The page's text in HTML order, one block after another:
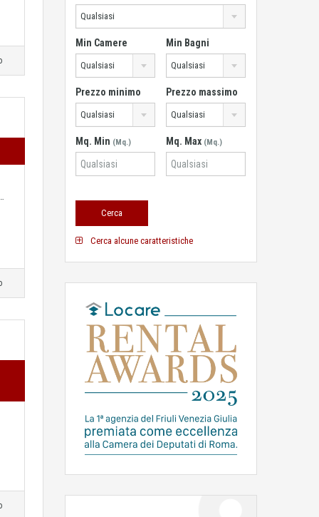
Qualsiasi
Min Camere
Qualsiasi
Min Bagni
Qualsiasi
Prezzo minimo
Qualsiasi
Prezzo massimo
Qualsiasi
Mq. Min (Mq.) Mq. Max (Mq.)
Cerca alcune caratteristiche